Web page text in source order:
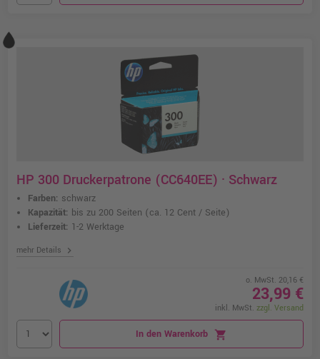
HP 300 Druckerpatrone (CC640EE) · Schwarz
Farben: schwarz
Kapazität: bis zu 200 Seiten (ca. 12 Cent / Seite)
Lieferzeit: 1-2 Werktage
mehr Details chevron_right
o. MwSt. 20,16 €
23,99 €
inkl. MwSt. zzgl. Versand
In den Warenkorb shopping_cart